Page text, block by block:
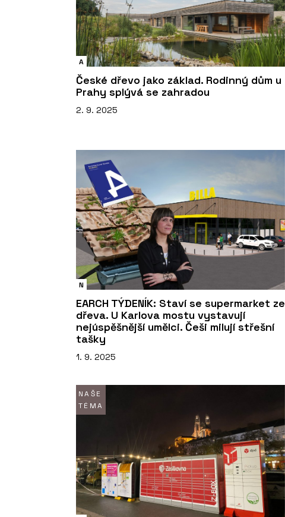
A
České dřevo jako základ. Rodinný dům u
Prahy splývá se zahradou
2. 9. 2025
N
EARCH TÝDENÍK: Staví se supermarket ze
dřeva. U Karlova mostu vystavují
nejúspěšnější umělci. Češi milují střešní
tašky
1. 9. 2025
NAŠE
TÉMA